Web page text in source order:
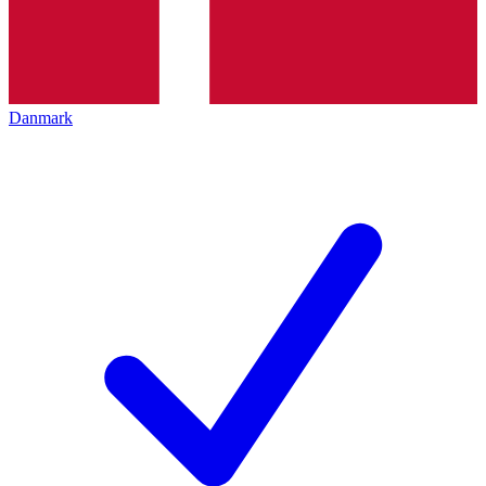
Danmark